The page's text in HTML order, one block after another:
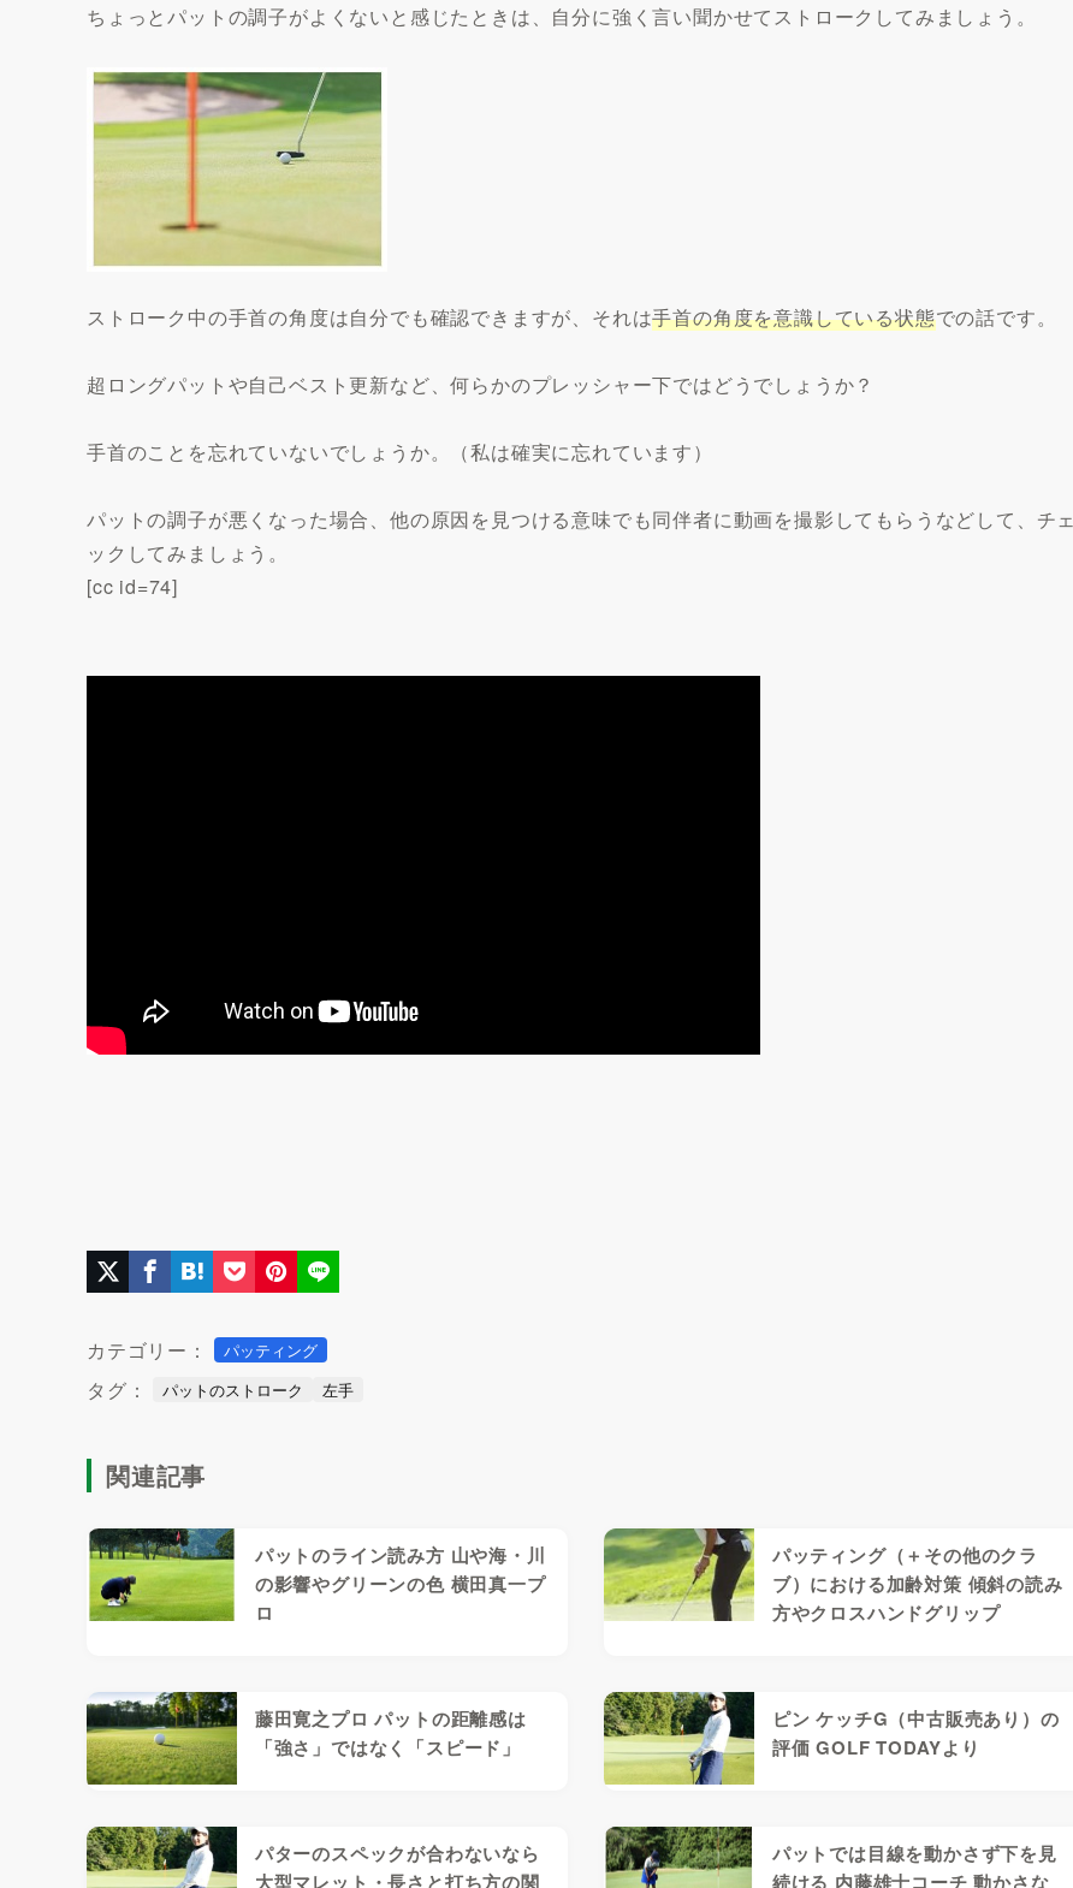
ちょっとパットの調子がよくないと感じたときは、自分に強く言い聞かせてストロークしてみましょう。
ストローク中の手首の角度は自分でも確認できますが、それは手首の角度を意識している状態での話です。
超ロングパットや自己ベスト更新など、何らかのプレッシャー下ではどうでしょうか？
手首のことを忘れていないでしょうか。（私は確実に忘れています）
パットの調子が悪くなった場合、他の原因を見つける意味でも同伴者に動画を撮影してもらうなどして、チェ
ックしてみましょう。
[cc id=74]
カテゴリー： パッティング
タグ： パットのストローク 左手
関連記事
パットのライン読み方 山や海・川
の影響やグリーンの色 横田真一プ
ロ
パッティング（＋その他のクラ
ブ）における加齢対策 傾斜の読み
方やクロスハンドグリップ
藤田寛之プロ パットの距離感は
「強さ」ではなく「スピード」
ピン ケッチG（中古販売あり）の
評価 GOLF TODAYより
パターのスペックが合わないなら
大型マレット・長さと打ち方の関
パットでは目線を動かさず下を見
続ける 内藤雄士コーチ 動かさな